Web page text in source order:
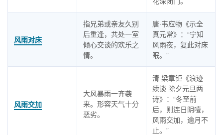
风雨对床
指兄弟或亲友久别
后重逢，共处一室
倾心交谈的欢乐之
情。
唐·韦应物《示全
真元常》：“宁知
风雨夜，复此对床
眠。”
风雨交加
大风暴雨一齐袭
来。形容天气十分
恶劣。
清 梁章钜《浪迹
续谈 除夕元旦两
诗》：“冬至前
后，则连日阴噎，
风雨交加，逾月不
止。”